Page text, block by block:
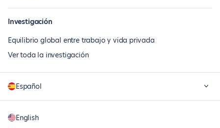
Investigación
Equilibrio global entre trabajo y vida privada
Ver toda la investigación
Español
English